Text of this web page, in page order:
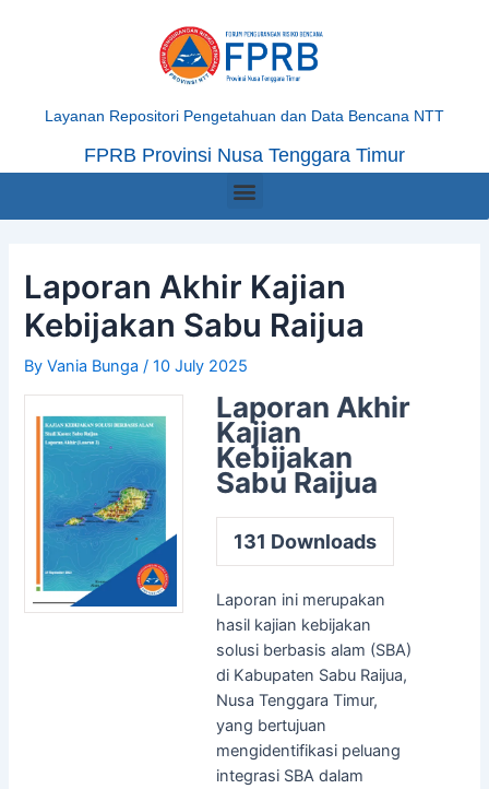
Layanan Repositori Pengetahuan dan Data Bencana NTT
FPRB Provinsi Nusa Tenggara Timur
Menu
Laporan Akhir Kajian
Kebijakan Sabu Raijua
ByVania Bunga/10 July 2025
Laporan Akhir
Kajian
Kebijakan
Sabu Raijua
131 Downloads
Laporan ini merupakan
hasil kajian kebijakan
solusi berbasis alam (SBA)
di Kabupaten Sabu Raijua,
Nusa Tenggara Timur,
yang bertujuan
mengidentifikasi peluang
integrasi SBA dalam